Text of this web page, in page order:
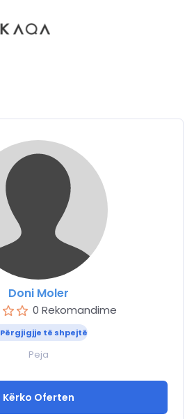
Doni Moler
0 Rekomandime
Përgjigjje të shpejtë
Peja
Kërko Oferten